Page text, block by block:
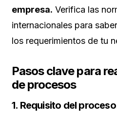
empresa. Verifica las
internacionales para
los requerimientos de tu
Pasos clave para
de procesos
1. Requisito del